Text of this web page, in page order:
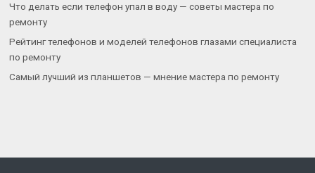
Что делать если телефон упал в воду — советы мастера по
ремонту
Рейтинг телефонов и моделей телефонов глазами специалиста
по ремонту
Самый лучший из планшетов — мнение мастера по ремонту